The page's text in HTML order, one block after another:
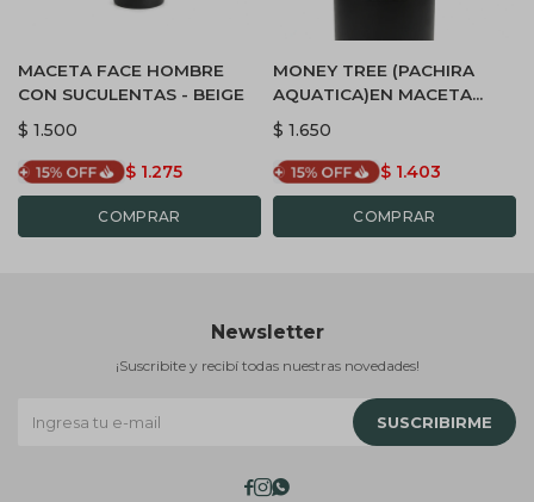
MACETA FACE HOMBRE
CON SUCULENTAS - BEIGE
$ 1.500
$ 1.275
MONEY TREE (PACHIRA
AQUATICA)EN MACETA
CERAMICA - NEGRA
$ 1.650
$ 1.403
Newsletter
¡Suscribite y recibí todas nuestras novedades!
SUSCRIBIRME
